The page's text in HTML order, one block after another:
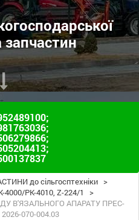
запчастин
;
;
;
;
до сільгосптехніки >
4000/PK-4010, Z-224/1
>
В'ЯЗАЛЬНОГО АПАРАТУ ПРЕС-
070-004.03